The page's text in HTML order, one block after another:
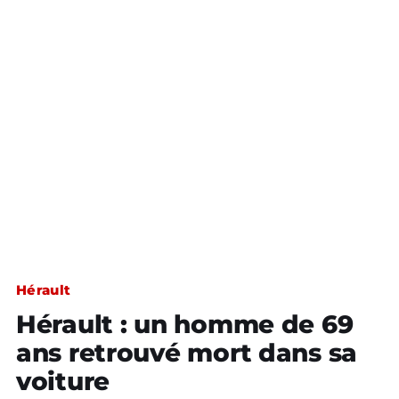
Hérault
Hérault : un homme de 69
ans retrouvé mort dans sa
voiture